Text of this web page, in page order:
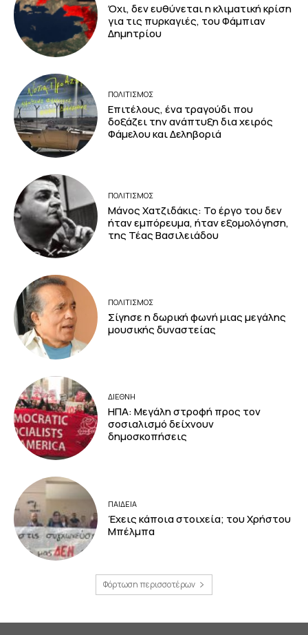
Όχι, δεν ευθύνεται η κλιματική κρίση
για τις πυρκαγιές, του Φάμπιαν
Δημητρίου
ΠΟΛΙΤΙΣΜΟΣ
Επιτέλους, ένα τραγούδι που
δοξάζει την ανάπτυξη δια χειρός
Φάμελου και Δεληβοριά
ΠΟΛΙΤΙΣΜΟΣ
Μάνος Χατζιδάκις: Το έργο του δεν
ήταν εμπόρευμα, ήταν εξομολόγηση,
της Τέας Βασιλειάδου
ΠΟΛΙΤΙΣΜΟΣ
Σίγησε η δωρική φωνή μιας μεγάλης
μουσικής δυναστείας
ΔΙΕΘΝΗ
ΗΠΑ: Μεγάλη στροφή προς τον
σοσιαλισμό δείχνουν
δημοσκοπήσεις
ΠΑΙΔΕΙΑ
Έχεις κάποια στοιχεία; του Χρήστου
Μπέλμπα
Φόρτωση περισσοτέρων